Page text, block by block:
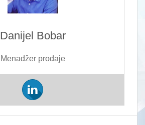
Danijel Bobar
Menadžer prodaje